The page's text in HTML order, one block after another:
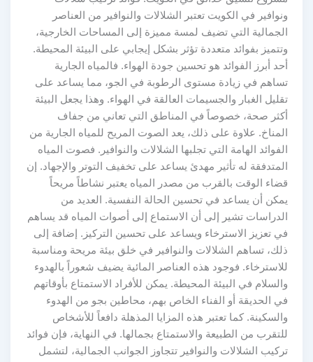
ونوافير في الكويت تعتبر الشلالات والنوافير من العناصر
الجمالية التي تضيف لمسة مميزة إلى المساحات الخارجية،
وتتميز بفوائد متعددة تؤثر بشكل إيجابي على البيئة المحيطة.
أحد أبرز الفوائد هو تحسين جودة الهواء. فالمياه الجارية
تساهم في زيادة مستوى الرطوبة في الجو، مما يساعد على
تقليل الغبار والجسيمات العالقة في الهواء. وهذا يجعل البيئة
أكثر صحة، خصوصاً في المناطق التي تعاني من جفاف
المناخ. علاوة على ذلك، يعد الصوت المريح للمياه الجارية من
الفوائد الهامة التي تجلبها الشلالات والنوافير. فصوت المياه
المتدفقة له تأثير مهدئ يساعد على تخفيف التوتر والإجهاد. إن
قضاء الوقت بالقرب من مصدر المياه يعتبر نشاطاً مريحاً
يمكن أن يساعد في تحسين الحالة النفسية. العديد من
الدراسات تشير إلى أن الاستماع إلى أصوات المياه قد يساهم
في تعزيز الاسترخاء ويساعد على تحسين التركيز. إضافة إلى
ذلك، تساهم الشلالات والنوافير في خلق بيئة مريحة ومناسبة
للاسترخاء. فوجود هذه العناصر المائية يضيف شعوراً بالهدوء
والسلام في البيئة المحيطة. يمكن للأفراد الاستمتاع بأوقاتهم
في الحديقة أو الفناء الخاص بهم، محاطين بجو من الهدوء
والسكينة. كما تعتبر هذه المزايا المذهلة دافعاً للأشخاص
للتقرب من الطبيعة والاستمتاع بجمالها. في النهاية، فإن فوائد
تركيب الشلالات والنوافير تتجاوز الجوانب الجمالية، لتشمل